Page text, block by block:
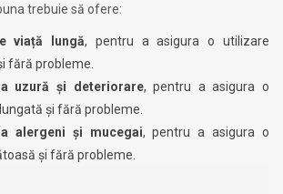
trebuie să ofere:
viață lungă, pentru a asigura o utilizare
fără probleme.
uzură și deteriorare, pentru a asigura o
și fără probleme.
alergeni și mucegai, pentru a asigura o
și fără probleme.